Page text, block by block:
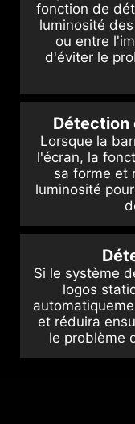
fonction de
luminosité
ou entre
d'éviter le
Détection
Lorsque la
l'écran, la
sa forme et
luminosité
Si le système
logos
et réduira
le problème